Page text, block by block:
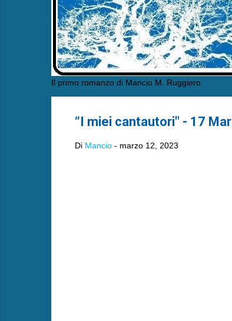
Il primo romanzo di Mancio M. Ruggiero
“I miei cantautori" - 17
Di Mancio - marzo 12, 2023